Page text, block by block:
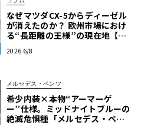
なぜマツダCX-5からディーゼル
が消えたのか？ 欧州市場におけ
る“長距離の王様”の現在地【木
AB》
2026 6/8
メルセデス・ベンツ
希少内装×本物“アーマーゲ
ー”仕様。ミッドナイトブルーの
絶滅危惧種「メルセデス・ベン